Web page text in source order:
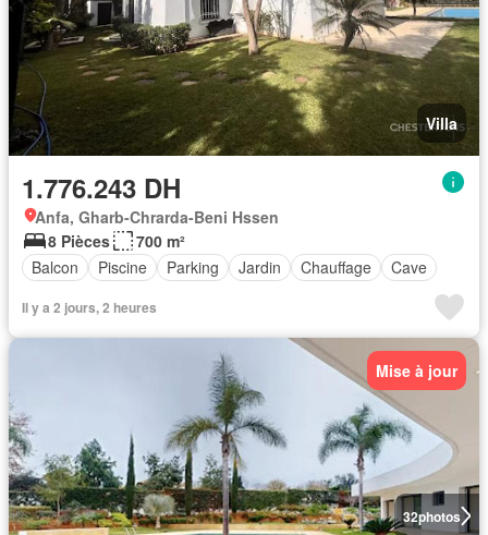
Villa
1.776.243 DH
Anfa, Gharb-Chrarda-Beni Hssen
8 Pièces
700 m²
Balcon
Piscine Parking Jardin Chauffage Cave
Il y a 2 jours, 2 heures
32photos
Mise à jour